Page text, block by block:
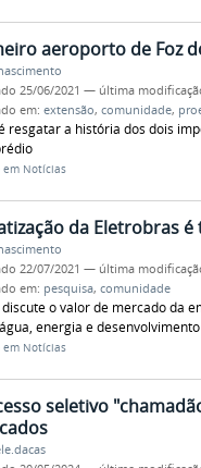
aeroporto de Foz
25/06/2021 — última
em: extensão, comunidade,
resgatar a história dos dois
em Notícias
da Eletrobras
22/07/2021 — última
em: pesquisa, comunidade
o valor de mercado da
energia e
em Notícias
seletivo